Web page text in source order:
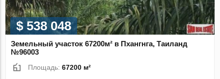
$ 538 048
Земельный участок 67200м² в Пхангнга, Таиланд
№96003
Площадь:67200 м²